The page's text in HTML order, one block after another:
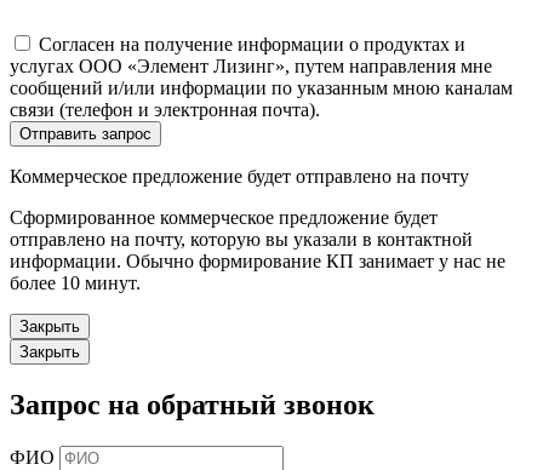
Согласен на получение информации о продуктах и
услугах ООО «Элемент Лизинг», путем направления мне
сообщений и/или информации по указанным мною каналам
связи (телефон и электронная почта).
Отправить запрос
Коммерческое предложение будет отправлено на почту
Сформированное коммерческое предложение будет
отправлено на почту, которую вы указали в контактной
информации. Обычно формирование КП занимает у нас не
более 10 минут.
Закрыть
Закрыть
Запрос на обратный звонок
ФИО